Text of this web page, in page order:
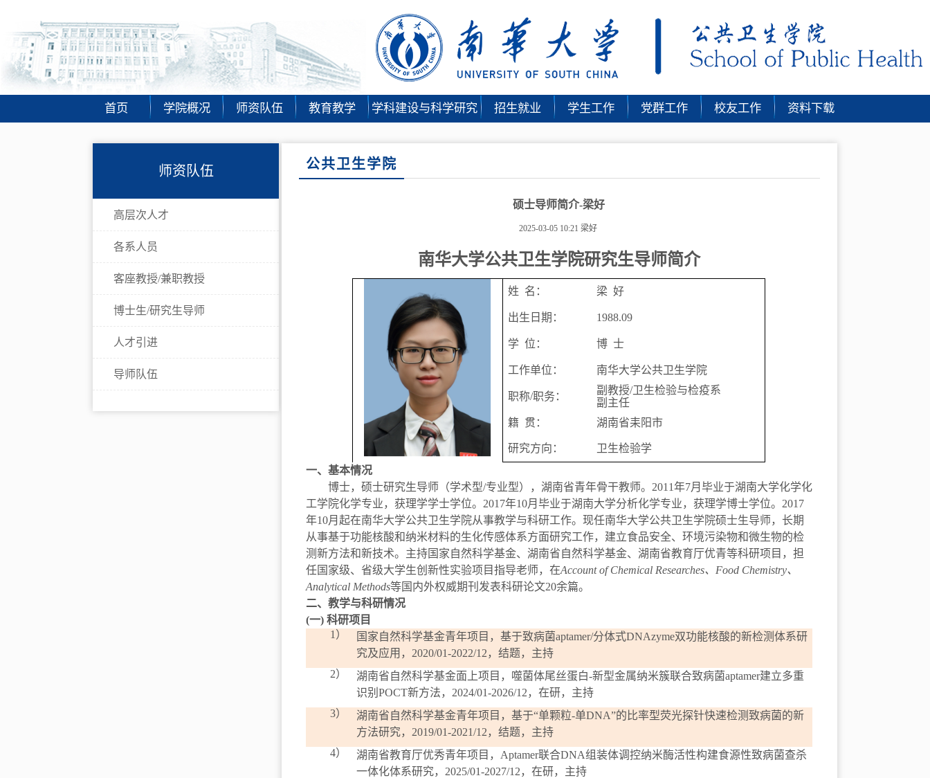
首页 学院概况 师资队伍 教育教学 学科建设与科学研究 招生就业 学生工作 党群工作 校友工作 资料下载
师资队伍
高层次人才
各系人员
客座教授/兼职教授
博士生/研究生导师
人才引进
导师队伍
公共卫生学院
硕士导师简介-梁好
2025-03-05 10:21 梁好
南华大学公共卫生学院研究生导师简介
姓 名： 梁 好
出生日期： 1988.09
学 位： 博 士
工作单位： 南华大学公共卫生学院
职称/职务：
副教授/卫生检验与检疫系
副主任
籍 贯： 湖南省耒阳市
研究方向： 卫生检验学
一、基本情况
博士，硕士研究生导师 （学术型/专业型） ，湖南省青年骨干教师。 2011年7月毕业于湖南大学化学化
工学院化学专业，获理学学士学位。 2017年10月毕业于湖南大学分析化学专业，获理学博士学位。 2017
年10月起在南华大学公共卫生学院从事教学与科研工作。现任南华大学公共卫生学院硕士生导师，长期
从事基于功能核酸和纳米材料的生化传感体系方面研究工作，建立食品安全、环境污染物和微生物的检
测新方法和新技术。主持国家自然科学基金、湖南省自然科学基金、湖南省教育厅优青等科研项目，担
任国家级、省级大学生创新性实验项目指导老师，在Account of Chemical Researches、 Food Chemistry、
Analytical Methods等国内外权威期刊发表科研论文20余篇。
二、教学与科研情况
(一) 科研项目
1）
国家自然科学基金青年项目，基于致病菌aptamer/分体式DNAzyme双功能核酸的新检测体系研
究及应用， 2020/01-2022/12， 结题，主持
2）
湖南省自然科学基金面上项目， 噬菌体尾丝蛋白-新型金属纳米簇联合致病菌aptamer建立多重
识别 POCT新方法， 2024/01-2026/12， 在研，主持
3）
湖南省自然科学基金青年项目，基于“单颗粒-单DNA”的比率型荧光探针快速检测致病菌的新
方法研究， 2019/01-2021/12， 结题，主持
4）
湖南省教育厅优秀青年项目， Aptamer联合DNA组装体调控纳米酶活性构建食源性致病菌查杀
一体化体系研究， 2025/01-2027/12， 在研，主持